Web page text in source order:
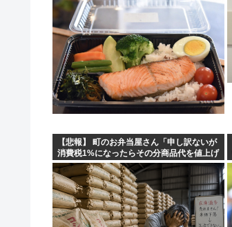
【悲報】 町のお弁当屋さん「申し訳ないが
消費税1%になったらその分商品代を値上げ
するわ」